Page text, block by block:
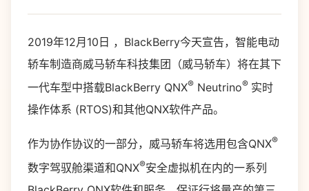
2019年12月10日 ，BlackBerry今天宣告，智能电动
轿车制造商威马轿车科技集团（威马轿车）将在其下
一代车型中搭载BlackBerry QNX® Neutrino® 实时
操作体系 (RTOS)和其他QNX软件产品。
作为协作协议的一部分，威马轿车将选用包含QNX®
数字驾驭舱渠道和QNX®安全虚拟机在内的一系列